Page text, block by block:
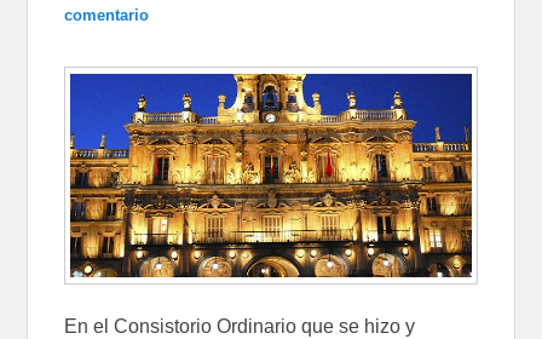
comentario
En el Consistorio Ordinario que se hizo y